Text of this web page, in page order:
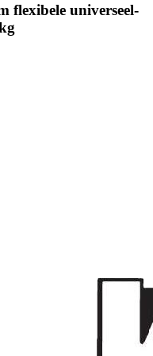
flexibele universeel-